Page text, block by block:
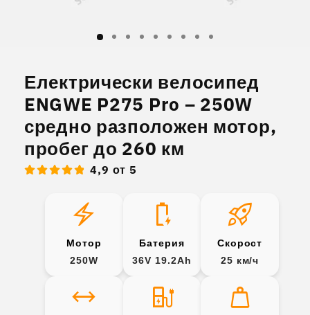
модален
елемент
Електрически велосипед
ENGWE P275 Pro – 250W
средно разположен мотор,
пробег до 260 км
4,9 от 5
electric_bolt
Мотор
250W
battery_charging_full
Батерия
36V 19.2Ah
rocket_launch
Скорост
25 км/ч
arrow_range ev_station weight